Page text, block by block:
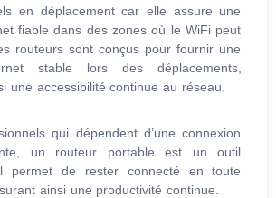
en déplacement car elle assure une
fiable dans des zones où le WiFi peut
routeurs sont conçus pour fournir une
stable lors des déplacements,
une accessibilité continue au réseau.
qui dépendent d’une connexion
un routeur portable est un outil
permet de rester connecté en toute
ainsi une productivité continue.